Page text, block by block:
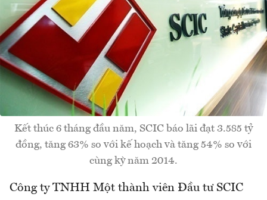
Kết thúc 6 tháng đầu năm, SCIC báo lãi đạt 3.585 tỷ
đồng, tăng 63% so với kế hoạch và tăng 54% so với
cùng kỳ năm 2014.
Công ty TNHH Một thành viên Đầu tư SCIC